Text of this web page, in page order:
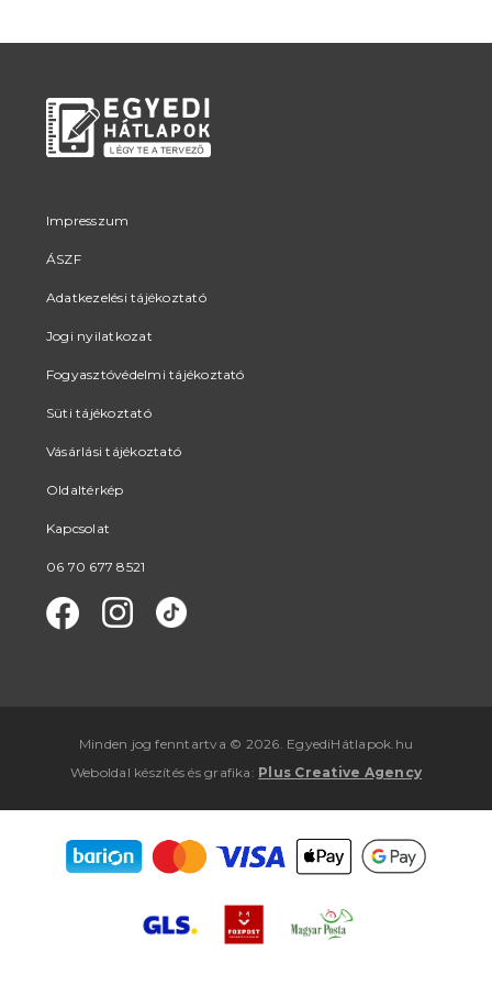
Impresszum
ÁSZF
Adatkezelési tájékoztató
Jogi nyilatkozat
Fogyasztóvédelmi tájékoztató
Süti tájékoztató
Vásárlási tájékoztató
Oldaltérkép
Kapcsolat
06 70 677 8521
Minden jog fenntartva © 2026. EgyediHátlapok.hu
Weboldal készítés ésgrafika : Plus Creative Agency